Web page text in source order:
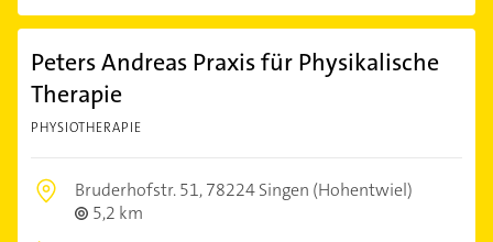
Peters Andreas Praxis für Physikalische
Therapie
PHYSIOTHERAPIE
Bruderhofstr. 51,78224 Singen (Hohentwiel)
5,2 km